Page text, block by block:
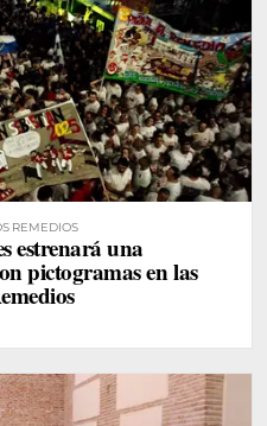
REMEDIOS
estrenará una
pictogramas en las